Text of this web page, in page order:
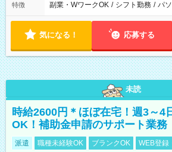
特徴 副業・WワークOK / シフト勤務 / パ
気になる！ 応募する
未読
時給2600円＊ほぼ在宅！週3～4
OK！補助金申請のサポート業務
派遣 職種未経験OK ブランクOK WEB登録